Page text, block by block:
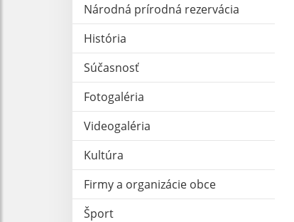
Národná prírodná rezervácia
História
Súčasnosť
Fotogaléria
Videogaléria
Kultúra
Firmy a organizácie obce
Šport